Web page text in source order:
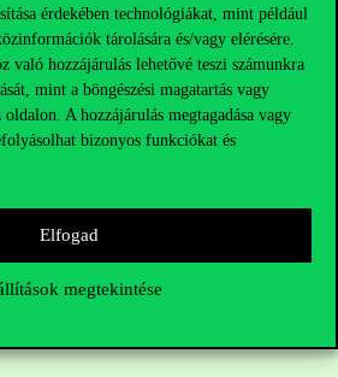
érdekében technológiákat, mint például
tárolására és/vagy elérésére.
való hozzájárulás lehetővé teszi számunkra
mint a böngészési magatartás vagy
A hozzájárulás megtagadása vagy
bizonyos funkciókat és
Elfogad
megtekintése
corvinus.hu)